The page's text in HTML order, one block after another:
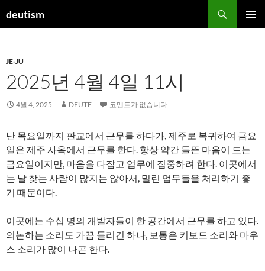
텐
건
너
뛰
기
deutism
색
JE-JU
2025년 4월 4일 11시
4월 4, 2025 DEUTE 코멘트가 없습니다
난 목요일까지 판교에서 근무를 하다가, 제주로 복귀하여 금요
일은 제주 사옥에서 근무를 한다. 항상 약간 들뜬 마음이 드는
금요일이지만, 마음을 다잡고 업무에 집중하려 한다. 이곳에서
는 날 찾는 사람이 많지는 않아서, 밀린 업무들을 처리하기 좋
기 때문이다.
이곳에는 수십 명의 개발자들이 한 공간에서 근무를 하고 있다.
의논하는 소리도 가끔 들리긴 하나, 보통은 키보드 소리와 마우
스 소리가 많이 나곤 한다.